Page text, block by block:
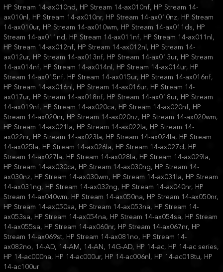
HP Stream 14-ax010nd, HP Stream 14-ax010nf, HP Stream 14-
ax010nl, HP Stream 14-ax010nr, HP Stream 14-ax010nz, HP Stream
14-ax010ur, HP Stream 14-ax010wm, HP Stream 14-ax011ds, HP
Stream 14-ax011nd, HP Stream 14-ax011nf, HP Stream 14-ax011nl,
HP Stream 14-ax012nf, HP Stream 14-ax012nl, HP Stream 14-
ax012ur, HP Stream 14-ax013nf, HP Stream 14-ax013ur, HP Stream
14-ax014nf, HP Stream 14-ax014nl, HP Stream 14-ax014ur, HP
Stream 14-ax015nf, HP Stream 14-ax015ur, HP Stream 14-ax016nf,
HP Stream 14-ax016nl, HP Stream 14-ax016ur, HP Stream 14-
ax017ur, HP Stream 14-ax018nf, HP Stream 14-ax018ur, HP Stream
14-ax019nf, HP Stream 14-ax020ca, HP Stream 14-ax020nf, HP
Stream 14-ax020nr, HP Stream 14-ax020nz, HP Stream 14-ax020wm,
HP Stream 14-ax021la, HP Stream 14-ax022la, HP Stream 14-
ax022nr, HP Stream 14-ax023la, HP Stream 14-ax024la, HP Stream
14-ax025la, HP Stream 14-ax026la, HP Stream 14-ax027cl, HP
Stream 14-ax027la, HP Stream 14-ax028la, HP Stream 14-ax029la,
HP Stream 14-ax030ca, HP Stream 14-ax030ng, HP Stream 14-
ax030nz, HP Stream 14-ax030wm, HP Stream 14-ax031la, HP Stream
14-ax031ng, HP Stream 14-ax032ng, HP Stream 14-ax040nr, HP
Stream 14-ax040wm, HP Stream 14-ax050na, HP Stream 14-ax050nr,
HP Stream 14-ax050sa, HP Stream 14-ax053na, HP Stream 14-
ax053sa, HP Stream 14-ax054na, HP Stream 14-ax054sa, HP Stream
14-ax055sa, HP Stream 14-ax060nr, HP Stream 14-ax067nr, HP
Stream 14-ax069st, HP Stream 14-ax081no, HP Stream 14-
ax082no, 14-AD, 14-AM, 14-AN, 14G-AD, HP 14-ac, HP 14-ac series,
HP 14-ac000na, HP 14-ac000ur, HP 14-ac006nl, HP 14-ac018tu, HP
14-ac100ur